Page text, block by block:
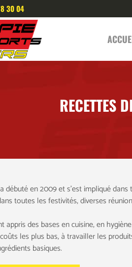
30 04
RECETTES
débuté en 2009 et s’est impliqué
toutes les festivités, diverses
appris des bases en cuisine, en
les plus bas, à travailler les
basiques.